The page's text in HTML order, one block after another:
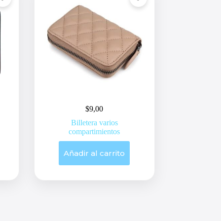
$9,00
Billetera varios
compartimientos
Añadir al carrito